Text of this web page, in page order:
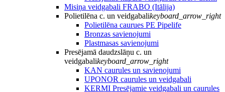
Misiņa veidgabali FRABO (Itālija)
Polietilēna c. un veidgabalikeyboard_arrow_right
Polietilēna caurues PE Pipelife
Bronzas savienojumi
Plastmasas savienojumi
Presējamā daudzslāņu c. un
veidgabalikeyboard_arrow_right
KAN caurules un savienojumi
UPONOR caurules un veidgabali
KERMI Presējamie veidgabali un caurules